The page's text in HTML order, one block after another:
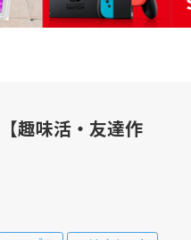
趣味活・友達作